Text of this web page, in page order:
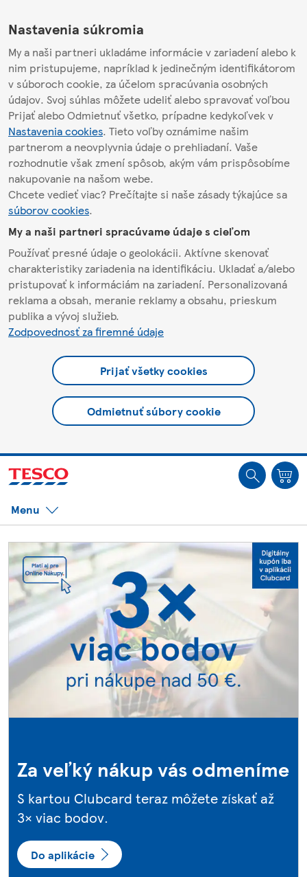
Nastavenia súkromia
My a naši partneri ukladáme informácie v zariadení alebo k
nim pristupujeme, napríklad k jedinečným identifikátorom
v súboroch cookie, za účelom spracúvania osobných
údajov. Svoj súhlas môžete udeliť alebo spravovať voľbou
Prijať alebo Odmietnuť všetko, prípadne kedykoľvek v
Nastavenia cookies. Tieto voľby oznámime našim
partnerom a neovplyvnia údaje o prehliadaní. Vaše
rozhodnutie však zmení spôsob, akým vám prispôsobíme
nakupovanie na našom webe.
Chcete vedieť viac? Prečítajte si naše zásady týkajúce sa
súborov cookies.
My a naši partneri spracúvame údaje s cieľom
Používať presné údaje o geolokácii. Aktívne skenovať
charakteristiky zariadenia na identifikáciu. Ukladať a/alebo
pristupovať k informáciám na zariadení. Personalizovaná
reklama a obsah, meranie reklamy a obsahu, prieskum
publika a vývoj služieb.
Zodpovednosť za firemné údaje
Prijať všetky cookies
Odmietnuť súbory cookie
Ste offline. Niektoré funkcie môžu byť nedostupné.
Menu
Za veľký nákup vás odmeníme
S kartou Clubcard teraz môžete získať až
3× viac bodov.
Do aplikácie